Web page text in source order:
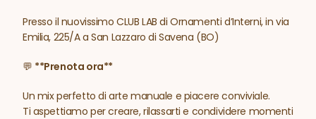
Presso il nuovissimo CLUB LAB di Ornamenti d’Interni, in via
Emilia, 225/A a San Lazzaro di Savena (BO)
💬 **Prenota ora**
Un mix perfetto di arte manuale e piacere conviviale.
Ti aspettiamo per creare, rilassarti e condividere momenti